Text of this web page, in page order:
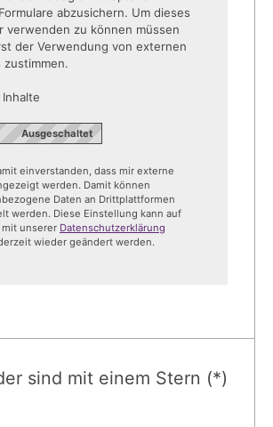
abzusichern. Um dieses
verwenden zu können müssen
der Verwendung von externen
zustimmen.
einverstanden, dass mir externe
werden. Damit können
Daten an Drittplattformen
werden. Diese Einstellung kann auf
unserer Datenschutzerklärung
wieder geändert werden.
sind mit einem Stern (*)